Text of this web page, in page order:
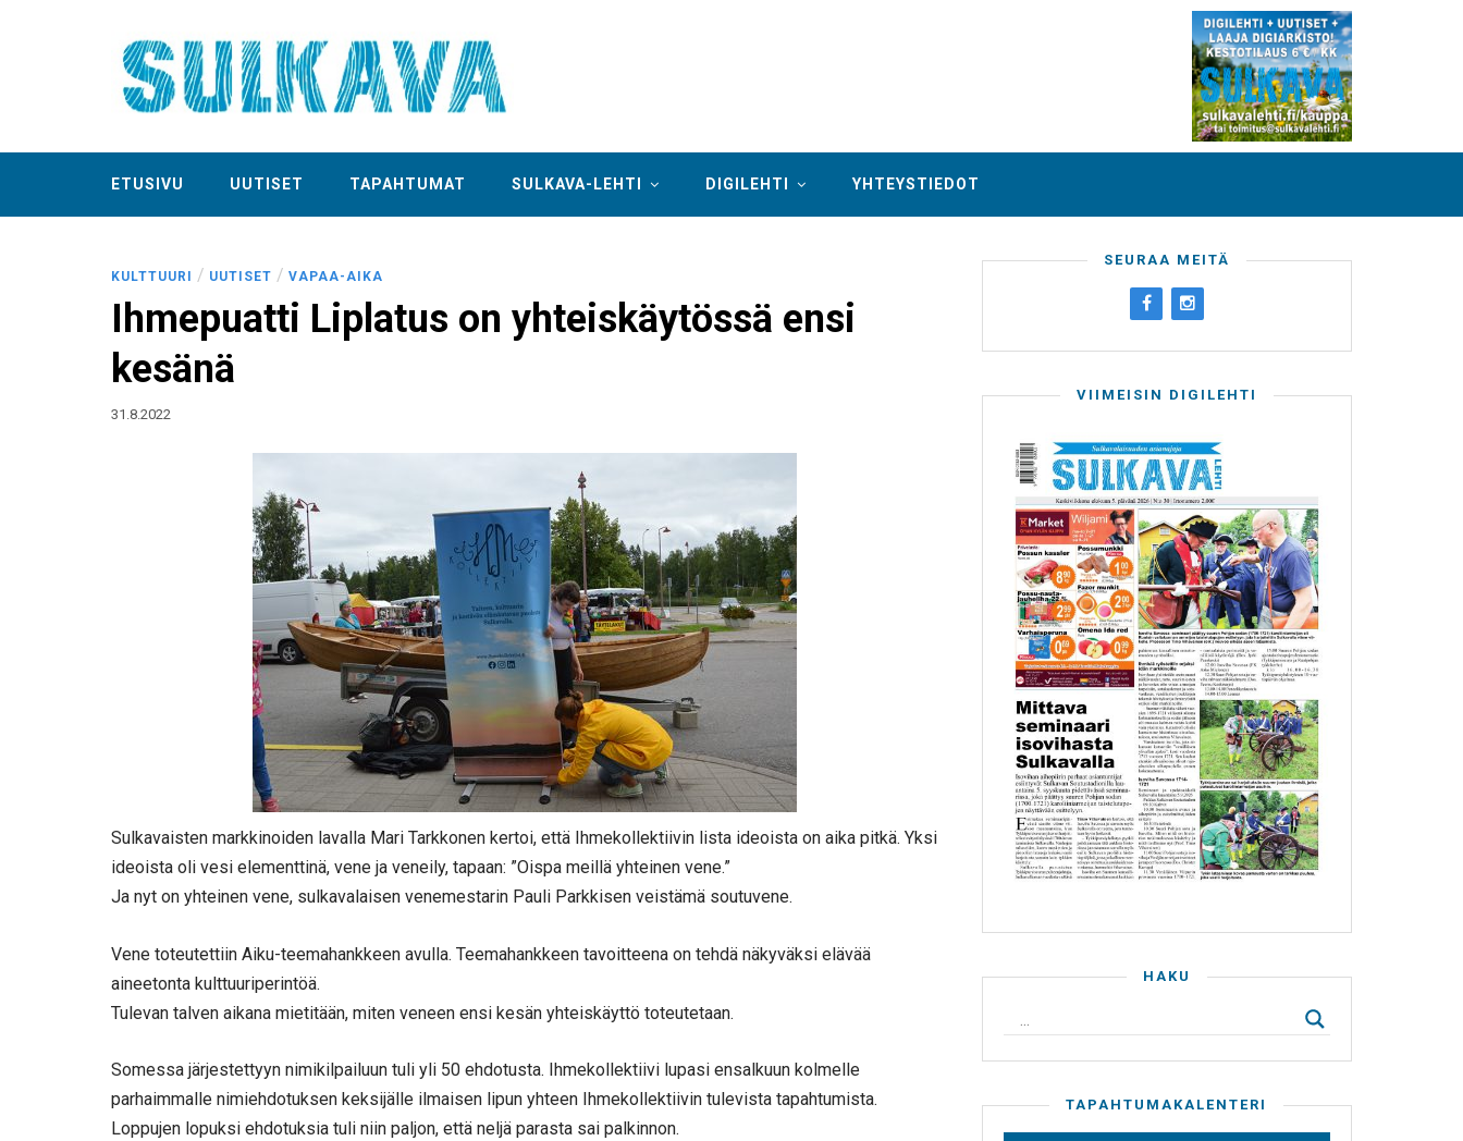
ETUSIVU UUTISET TAPAHTUMAT SULKAVA-LEHTI DIGILEHTI YHTEYSTIEDOT
KULTTUURI / UUTISET / VAPAA-AIKA
Ihmepuatti Liplatus on yhteiskäytössä ensi
kesänä
31.8.2022
Sulkavaisten markkinoiden lavalla Mari Tarkkonen kertoi, että Ihmekollektiivin lista ideoista on aika pitkä. Yksi
ideoista oli vesi elementtinä, vene ja veneily, tapaan: ”Oispa meillä yhteinen vene.”
Ja nyt on yhteinen vene, sulkavalaisen venemestarin Pauli Parkkisen veistämä soutuvene.
Vene toteutettiin Aiku-teemahankkeen avulla. Teemahankkeen tavoitteena on tehdä näkyväksi elävää
aineetonta kulttuuriperintöä.
Tulevan talven aikana mietitään, miten veneen ensi kesän yhteiskäyttö toteutetaan.
Somessa järjestettyyn nimikilpailuun tuli yli 50 ehdotusta. Ihmekollektiivi lupasi ensalkuun kolmelle
parhaimmalle nimiehdotuksen keksijälle ilmaisen lipun yhteen Ihmekollektiivin tulevista tapahtumista.
Loppujen lopuksi ehdotuksia tuli niin paljon, että neljä parasta sai palkinnon.
SEURAA MEITÄ
VIIMEISIN DIGILEHTI
HAKU
TAPAHTUMAKALENTERI